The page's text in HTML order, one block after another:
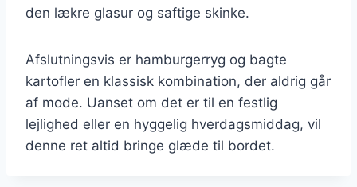
den lækre glasur og saftige skinke.
Afslutningsvis er hamburgerryg og bagte
kartofler en klassisk kombination, der aldrig går
af mode. Uanset om det er til en festlig
lejlighed eller en hyggelig hverdagsmiddag, vil
denne ret altid bringe glæde til bordet.